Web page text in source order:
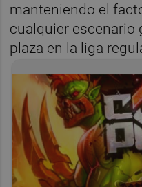
manteniendo el
cualquier escenario
plaza en la liga